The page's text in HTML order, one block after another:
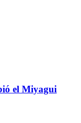
el Miyagui